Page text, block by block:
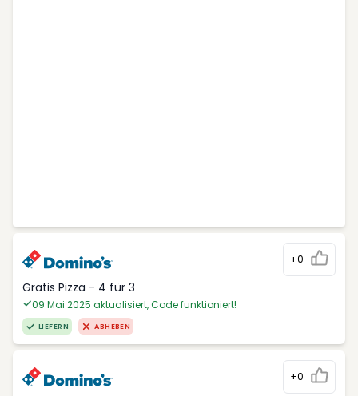
+0
Gratis Pizza - 4 für 3
09 Mai 2025 aktualisiert, Code funktioniert!
LIEFERN ABHEBEN
+0